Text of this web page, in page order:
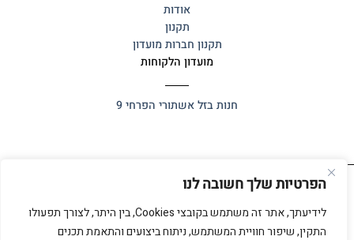
הפרטיות שלך חשובה לנו
לידיעתך, אתר זה משתמש בקובצי Cookies, בין היתר, לצורך תפעולו
התקין, שיפור חוויית המשתמש, ניתוח ביצועים והתאמת תכנים
אודות
תקנון
תקנון חברות מועדון
מועדון הלקוחות
חנות בזלאשתורי הפרחי 9
כל הזכויות שמורות 2025 © אלף אלף